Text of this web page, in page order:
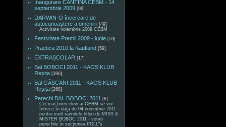
Inaugurare CANTINA CEBM - 14
septembrie 2009 [96]
DARWIN-O încercare de
autocunoaștere a omenirii [49]
Activitate noiembrie 2009 CEBM
Festivitate Premii 2009 - iunie [59]
Practica 2010 la Kaufland [59]
EXTRAȘCOLAR [17]
Bal BOBOCI 2011 - KAOS KLUB
Reșița [390]
Bal GÂSCANI 2011 - KAOS KLUB
Reșița [268]
Perechi BAL BOBOCI 2011 [8]
Cei mai tineri elevi ai CEBM se vor
întrece în data de 04 noiembrie 2011
pentru mult râvnitele titluri de MISS &
MISTER BOBOC 2011 - votați
perechile în secțiunea POLL"s